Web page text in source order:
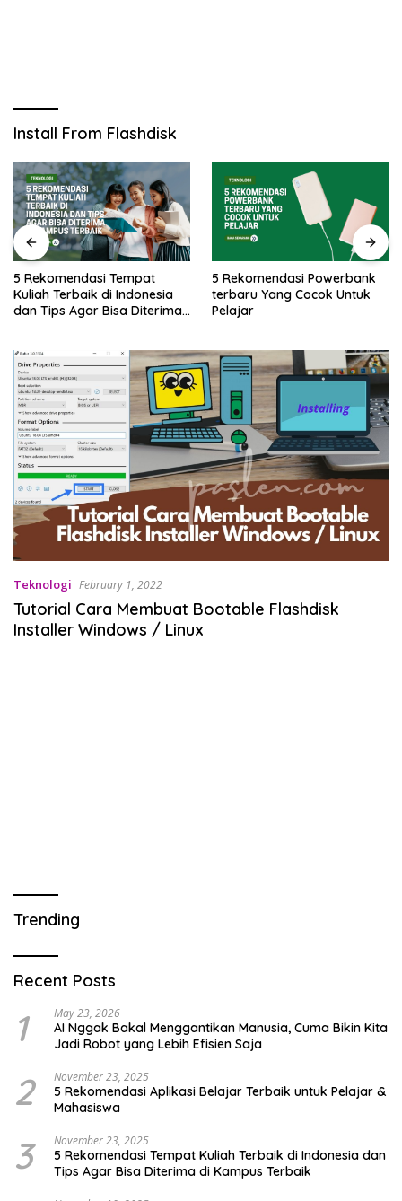
Install From Flashdisk
5 Rekomendasi Tempat
Kuliah Terbaik di Indonesia
dan Tips Agar Bisa Diterima
5 Rekomendasi Powerbank
terbaru Yang Cocok Untuk
Pelajar
Teknologi February 1, 2022
Tutorial Cara Membuat Bootable Flashdisk
Installer Windows / Linux
Trending
Recent Posts
1 May 23, 2026
AI Nggak Bakal Menggantikan Manusia, Cuma Bikin Kita
Jadi Robot yang Lebih Efisien Saja
2 November 23, 2025
5 Rekomendasi Aplikasi Belajar Terbaik untuk Pelajar &
Mahasiswa
3 November 23, 2025
5 Rekomendasi Tempat Kuliah Terbaik di Indonesia dan
Tips Agar Bisa Diterima di Kampus Terbaik